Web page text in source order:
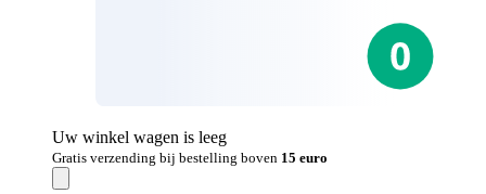
Uw winkel wagen is leeg
Gratis verzending bij bestelling boven 15 euro